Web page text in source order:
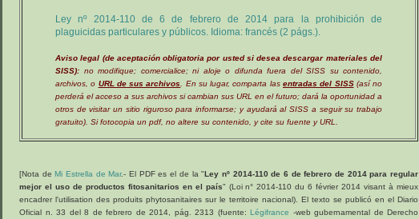
Ley nº 2014-110 de 6 de febrero de 2014 para la prohibición de
plaguicidas particulares y públicos. Idioma: francés (2 págs.).
Aviso legal (de aceptación obligatoria por usted si desea descargar materiales del
SISS): no modifique; comercialice; ni aloje o difunda fuera del SISS su contenido,
archivos, o URL de sus archivos . En su lugar, comparta las entradas del SISS(así no
perderá el acceso a sus archivos si cambian sus URL en el futuro; dará la oportunidad a
otros de visitar un sitio riguroso para informarse; y ayudará al SISS a seguir su trabajo
gratuito). Si fotocopia un pdf, no altere su contenido, y cite su fuente y URL.
[Nota deMi Estrella de Mar.- El PDF es el de la "Ley nº 2014-110 de 6 de febrero de 2014 para regular
mejor el uso de productos fitosanitarios en el país" (Loi n° 2014-110 du 6 février 2014 visant à mieux
encadrer l'utilisation des produits phytosanitaires sur le territoire nacional). El texto se publicó en el Diario
Oficial n. 33 del 8 de febrero de 2014, pág. 2313 (fuente: Légifrance -web gubernamental de Derecho